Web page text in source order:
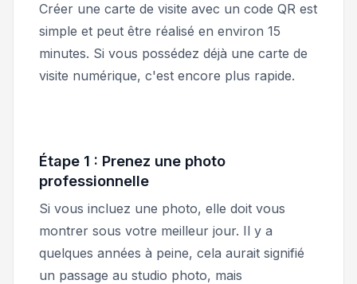
Créer une carte de visite avec un code QR est
simple et peut être réalisé en environ 15
minutes. Si vous possédez déjà une carte de
visite numérique, c'est encore plus rapide.
Étape 1 : Prenez une photo
professionnelle
Si vous incluez une photo, elle doit vous
montrer sous votre meilleur jour. Il y a
quelques années à peine, cela aurait signifié
un passage au studio photo, mais